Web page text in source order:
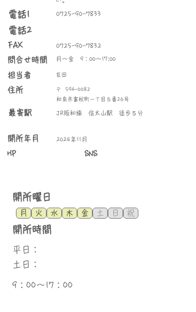
​電話1 0725-90-7833
電話2
FAX 0725-90-7832
問合せ時間 月～金 9：00～17:00
​担当者 友田
住所 〒
594-0082
和泉市富秋町一丁目５番26号
最寄駅 JR阪和線 信太山駅 徒歩５分
​開所年月 2024年11月
HP SNS
​開所曜日
月 火 水 木 金 土 日 祝
​開所時間
平日：
土日：
9：00～17：00